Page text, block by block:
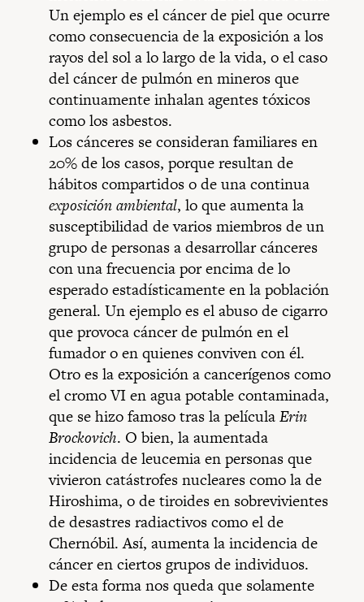
Un ejemplo es el cáncer de piel que ocurre
como consecuencia de la exposición a los
rayos del sol a lo largo de la vida, o el caso
del cáncer de pulmón en mineros que
continuamente inhalan agentes tóxicos
como los asbestos.
Los cánceres se consideran familiares en
20% de los casos, porque resultan de
hábitos compartidos o de una continua
exposición ambiental, lo que aumenta la
susceptibilidad de varios miembros de un
grupo de personas a desarrollar cánceres
con una frecuencia por encima de lo
esperado estadísticamente en la población
general. Un ejemplo es el abuso de cigarro
que provoca cáncer de pulmón en el
fumador o en quienes conviven con él.
Otro es la exposición a cancerígenos como
el cromo VI en agua potable contaminada,
que se hizo famoso tras la películaErin
Brockovich. O bien, la aumentada
incidencia de leucemia en personas que
vivieron catástrofes nucleares como la de
Hiroshima, o de tiroides en sobrevivientes
de desastres radiactivos como el de
Chernóbil. Así, aumenta la incidencia de
cáncer en ciertos grupos de individuos.
De esta forma nos queda que solamente